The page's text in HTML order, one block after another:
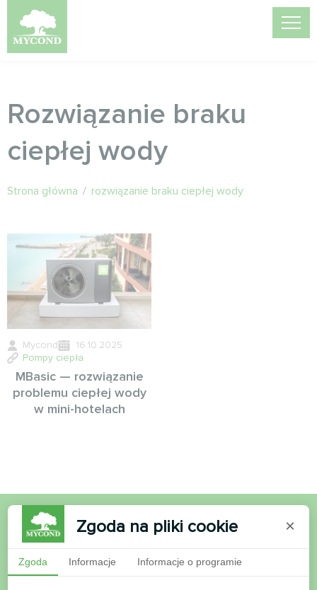
Rozwiązanie braku
ciepłej wody
Strona główna / rozwiązanie braku ciepłej wody
Mycond
16.10.2025
Pompy ciepła
MBasic — rozwiązanie
problemu ciepłej wody
w mini-hotelach
Chcesz kupić lub masz
pytania?
Zgoda na pliki cookie ×
Zgoda Informacje Informacje o programie